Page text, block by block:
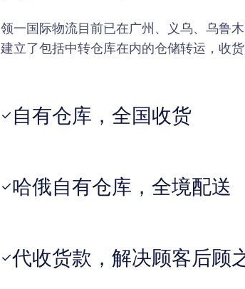
领一国际物流目前已在广州、义乌、乌鲁
建立了包括中转仓库在内的仓储转运，收
✓ 自有仓库，全国收货
✓哈俄自有仓库，全境配送
✓代收货款，解决顾客后顾